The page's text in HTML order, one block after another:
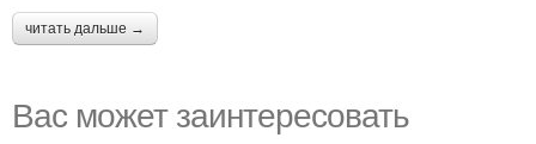
читать дальше →
Вас может заинтересовать